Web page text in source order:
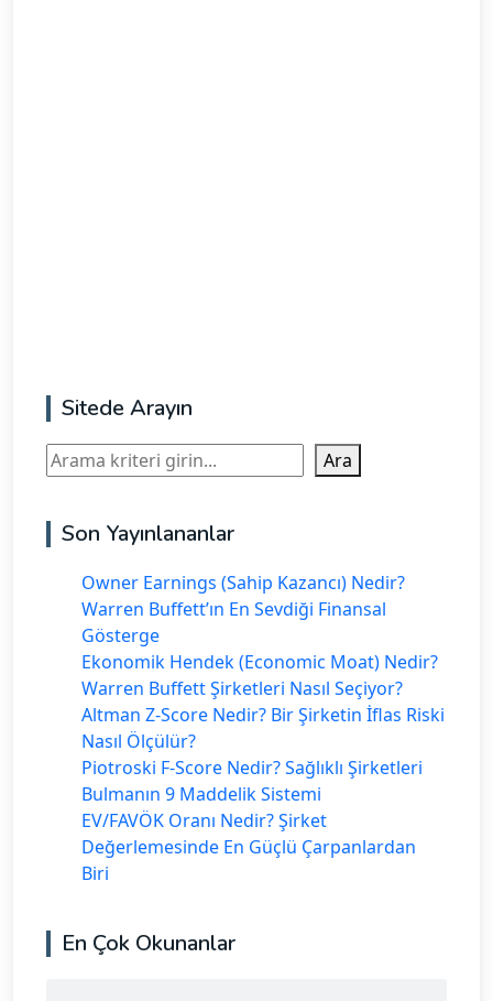
Sitede Arayın
Ara Ara
Son Yayınlananlar
Owner Earnings (Sahip Kazancı) Nedir?
Warren Buffett’ın En Sevdiği Finansal
Gösterge
Ekonomik Hendek (Economic Moat) Nedir?
Warren Buffett Şirketleri Nasıl Seçiyor?
Altman Z-Score Nedir? Bir Şirketin İflas Riski
Nasıl Ölçülür?
Piotroski F-Score Nedir? Sağlıklı Şirketleri
Bulmanın 9 Maddelik Sistemi
EV/FAVÖK Oranı Nedir? Şirket
Değerlemesinde En Güçlü Çarpanlardan
Biri
En Çok Okunanlar